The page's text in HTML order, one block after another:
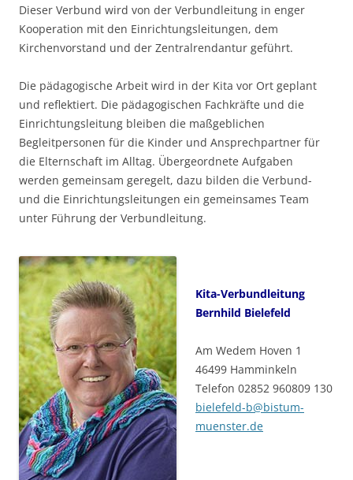
Dieser Verbund wird von der Verbundleitung in enger
Kooperation mit den Einrichtungsleitungen, dem
Kirchenvorstand und der Zentralrendantur geführt.
Die pädagogische Arbeit wird in der Kita vor Ort geplant
und reflektiert. Die pädagogischen Fachkräfte und die
Einrichtungsleitung bleiben die maßgeblichen
Begleitpersonen für die Kinder und Ansprechpartner für
die Elternschaft im Alltag. Übergeordnete Aufgaben
werden gemeinsam geregelt, dazu bilden die Verbund-
und die Einrichtungsleitungen ein gemeinsames Team
unter Führung der Verbundleitung.
Kita-Verbundleitung
Bernhild Bielefeld
Am Wedem Hoven 1
46499 Hamminkeln
Telefon 02852 960809 130
bielefeld-b@bistum-
muenster.de